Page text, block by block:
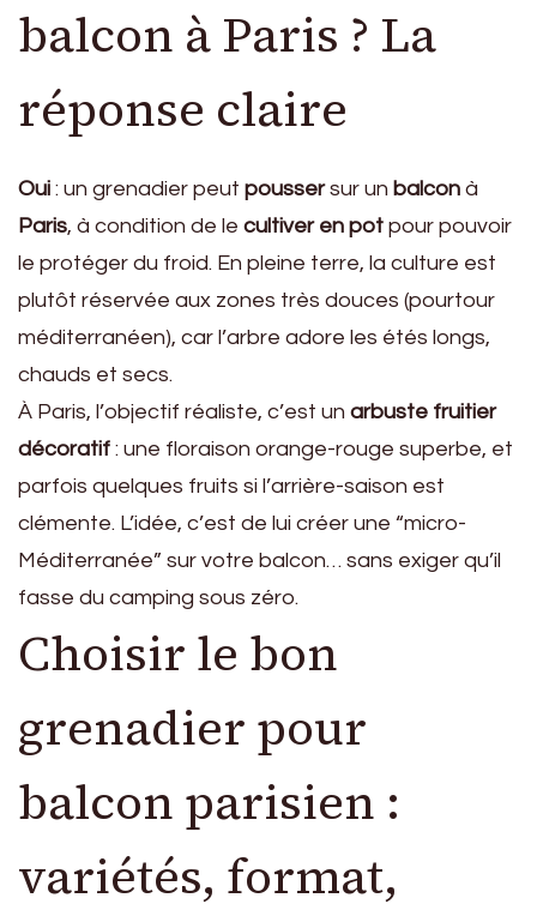
balcon à Paris ? La
réponse claire
Oui : un grenadier peut poussersur un balcon à
Paris, à condition de le cultiver en pot pour pouvoir
le protéger du froid. En pleine terre, la culture est
plutôt réservée aux zones très douces (pourtour
méditerranéen), car l’arbre adore les étés longs,
chauds et secs.
À Paris, l’objectif réaliste, c’est un arbuste fruitier
décoratif : une floraison orange-rouge superbe, et
parfois quelques fruits si l’arrière-saison est
clémente. L’idée, c’est de lui créer une “micro-
Méditerranée” sur votre balcon… sans exiger qu’il
fasse du camping sous zéro.
Choisir le bon
grenadier pour
balcon parisien :
variétés, format,